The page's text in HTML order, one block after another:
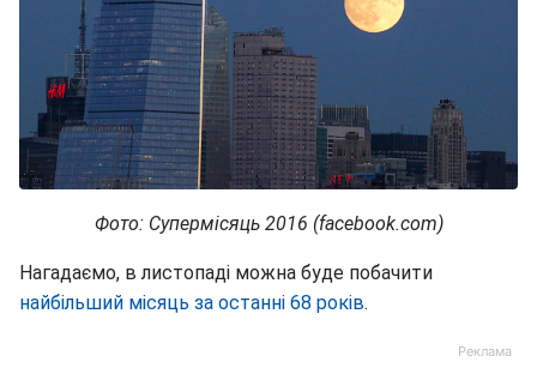
Фото: Супермісяць 2016 (facebook.com)
Нагадаємо, в листопаді можна буде побачити
найбільший місяць за останні 68 років.